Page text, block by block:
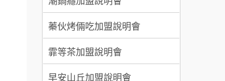
周 先生/小姐 台北
加盟預算 100萬 ~150萬
徐 先生/小姐
加盟預算 50萬~75萬
蓁伙烤倆吃加盟說明會
霏等茶加盟說明會
早安山丘加盟說明會
上宇林加盟說明會
莫尼早餐Morni加盟說明會
手作功夫茶加盟說明會